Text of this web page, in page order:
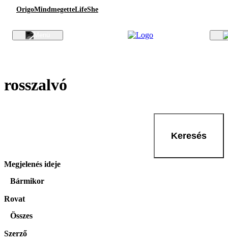
OrigoMindmegetteLifeShe
rosszalvó
Keresés
Megjelenés ideje
Bármikor
Rovat
Összes
Szerző